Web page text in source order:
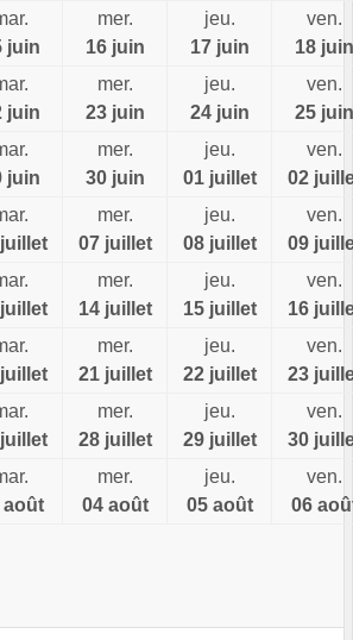
juin
mer.
16 juin
jeu.
17 juin
ven.
18 juin
juin
mer.
23 juin
jeu.
24 juin
ven.
25 juin
juin
mer.
30 juin
jeu.
01 juillet
ven.
02
mer.
07 juillet
jeu.
08 juillet
ven.
09
mer.
14 juillet
jeu.
15 juillet
ven.
16
mer.
21 juillet
jeu.
22 juillet
ven.
23
mer.
28 juillet
jeu.
29 juillet
ven.
30
août
mer.
04 août
jeu.
05 août
ven.
06